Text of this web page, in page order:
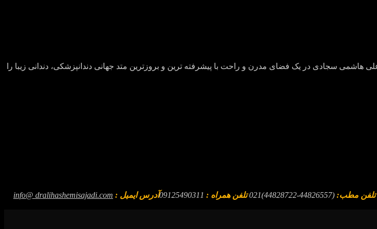
هاشمی سجادی در یک فضای مدرن و راحت با پیشرفته ترین و بروزترین متد جهانی دندانپزشکی، دندانی زیبا را
تلفن مطب: (44826557-44828722)021 تلفن همراه : 09125490311آدرس ایمیل : info@ dralihashemisajadi.com